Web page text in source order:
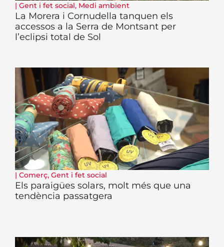
| Gent i fet social, Medi ambient
La Morera i Cornudella tanquen els
accessos a la Serra de Montsant per
l’eclipsi total de Sol
| Comerç, Gent i fet social
Els paraigües solars, molt més que una
tendència passatgera